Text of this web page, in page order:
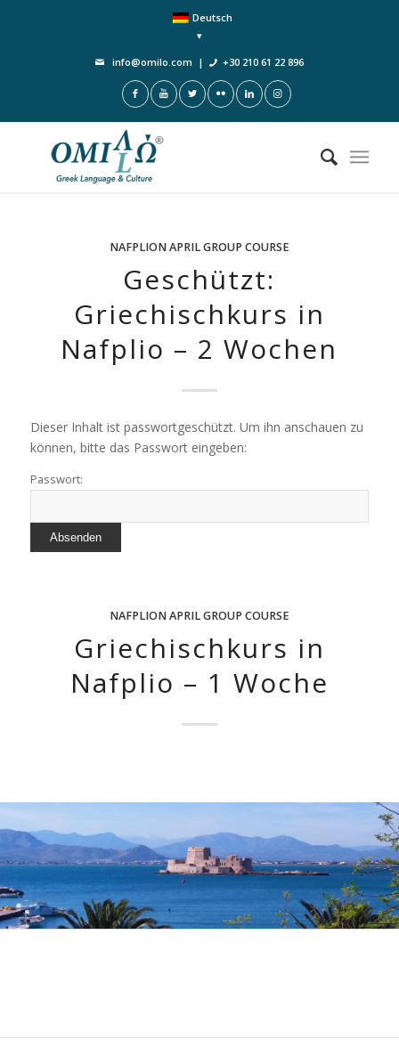
Deutsch
info@omilo.com | +30 210 61 22 896
NAFPLIONAPRILGROUP COURSE
Geschützt:
Griechischkurs in
Nafplio – 2 Wochen
Dieser Inhalt ist passwortgeschützt. Um ihn anschauen zu
können, bitte das Passwort eingeben:
Passwort:
NAFPLIONAPRILGROUP COURSE
Griechischkurs in
Nafplio – 1 Woche